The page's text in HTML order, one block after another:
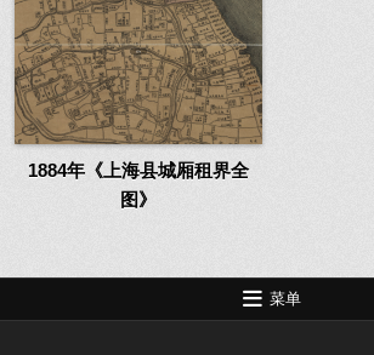
1884年《上海县城厢租界全
图》
菜单